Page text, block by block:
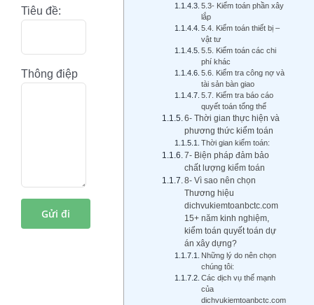
5.3- Kiểm toán phần xây
lắp
5.4. Kiểm toán thiết bị –
vật tư
5.5. Kiểm toán các chi
phí khác
5.6. Kiểm tra công nợ và
tài sản bàn giao
5.7. Kiểm tra báo cáo
quyết toán tổng thể
6- Thời gian thực hiện và
phương thức kiểm toán
Thời gian kiểm toán:
7- Biện pháp đảm bảo
chất lượng kiểm toán
8- Vì sao nên chọn
Thương hiệu
dichvukiemtoanbctc.com
15+ năm kinh nghiệm,
kiểm toán quyết toán dự
án xây dựng?
Những lý do nên chọn
chúng tôi:
Các dịch vụ thế mạnh
của
dichvukiemtoanbctc.com
Tiêu đề:
Thông điệp